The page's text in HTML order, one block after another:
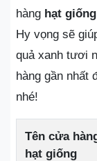
hàng hạt
Hy vọng sẽ
quả xanh tươi
hàng gần nhất
nhé!
Tên cửa
hạt giống